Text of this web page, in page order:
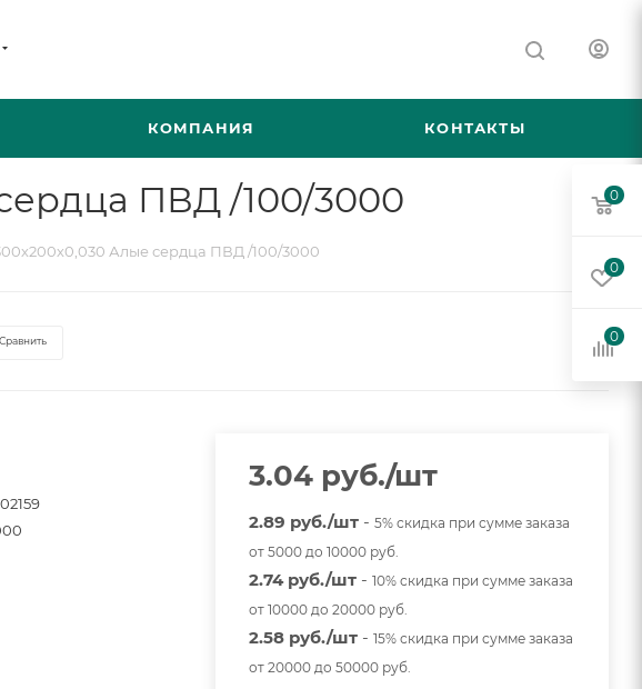
КОМПАНИЯ КОНТАКТЫ
ПВД /100/3000
Алые сердца ПВД /100/3000
Сравнить
3.04руб./шт
2.89 руб./шт- 5% скидка при сумме заказа
от 5000 до 10000 руб.
2.74 руб./шт- 10% скидка при сумме заказа
от 10000 до 20000 руб.
2.58 руб./шт- 15% скидка при сумме заказа
от 20000 до 50000 руб.
0
0
0